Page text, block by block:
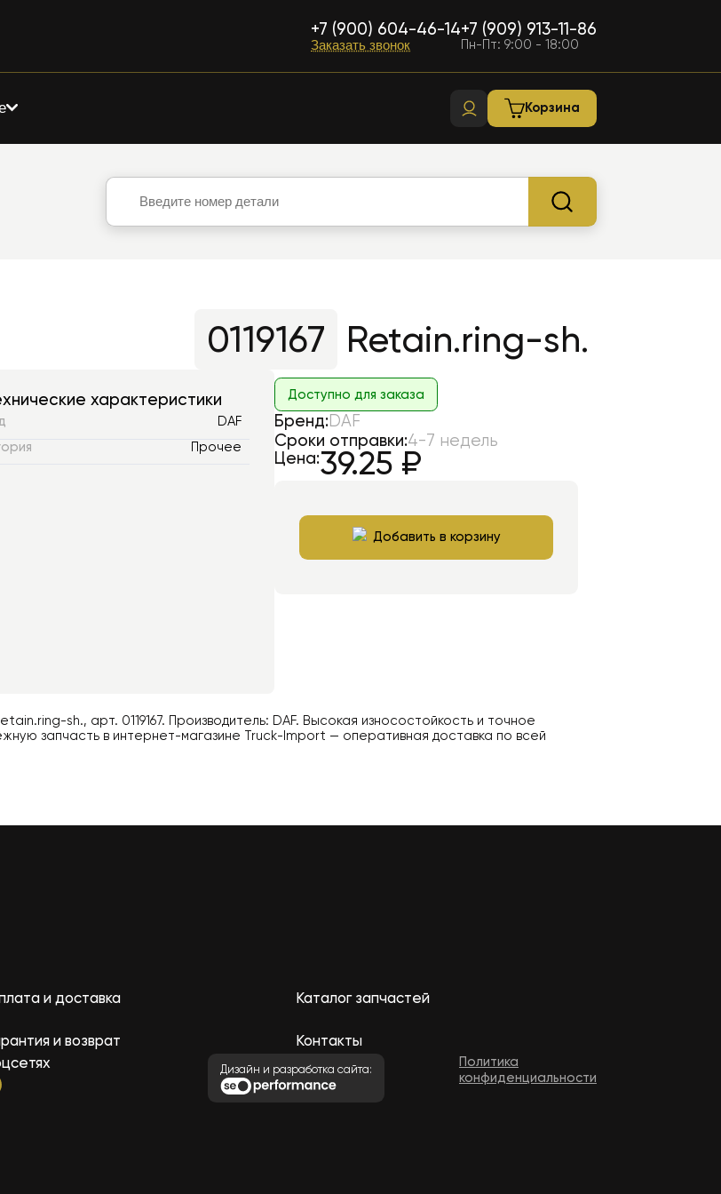
+7 (900) 604-46-14
Заказать звонок
+7 (909) 913-11-86
Пн-Пт: 9:00 - 18:00
Корзина
Retain.ring-sh.
0119167
характеристики
DAF
Прочее
Доступно для заказа
Бренд:DAF
Сроки отправки:4-7 недель
Цена:39.25 ₽
Добавить в корзину
sh., арт. 0119167. Производитель: DAF. Высокая износостойкость и точное
запчасть в интернет-магазине Truck-Import — оперативная доставка по всей
и доставка
и возврат
Каталог запчастей
Контакты
Дизайн и разработка сайта:
Политика
конфиденциальности